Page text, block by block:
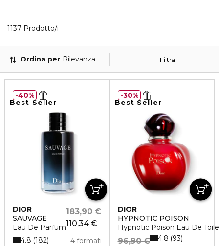
1137 Prodotto/i
Filtra
Ordina per Rilevanza
Best Seller
DIOR
SAUVAGE
Eau De Parfum110,34 €
183,90 €
4 formati
4.8 182
40%
Best Seller
DIOR
HYPNOTIC POISON
Hypnotic Poison Eau De
96,90 € 4.8 93
30%